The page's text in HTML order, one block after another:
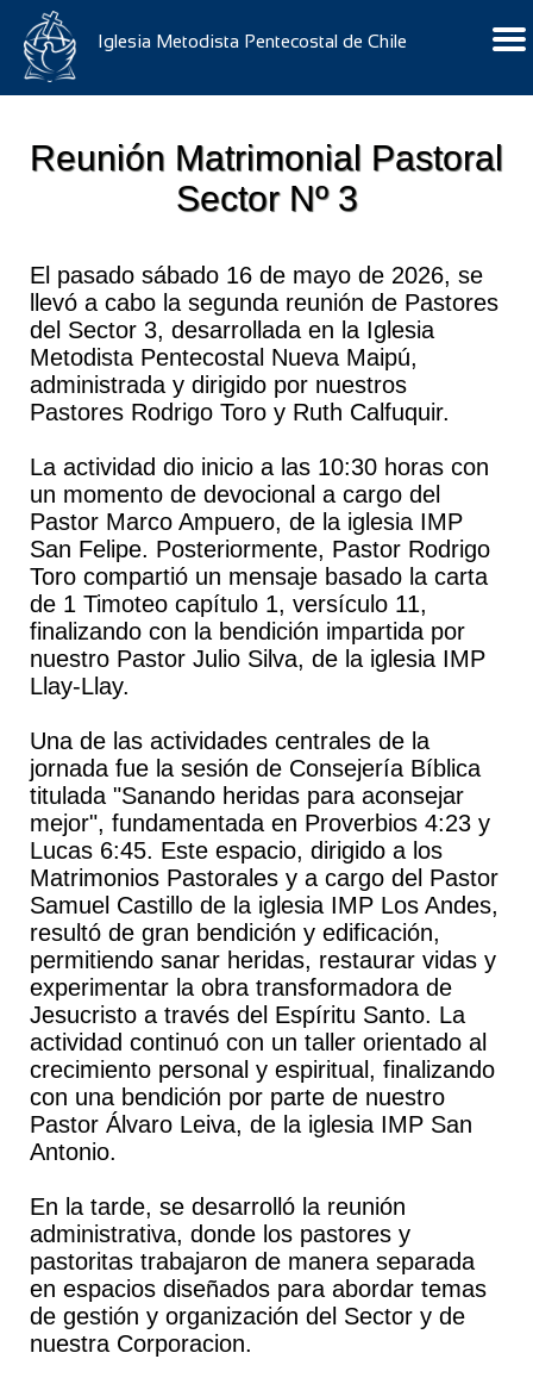
Iglesia Metodista Pentecostal de Chile
Reunión Matrimonial Pastoral
Sector Nº 3
El pasado sábado 16 de mayo de 2026, se
llevó a cabo la segunda reunión de Pastores
del Sector 3, desarrollada en la Iglesia
Metodista Pentecostal Nueva Maipú,
administrada y dirigido por nuestros
Pastores Rodrigo Toro y Ruth Calfuquir.
La actividad dio inicio a las 10:30 horas con
un momento de devocional a cargo del
Pastor Marco Ampuero, de la iglesia IMP
San Felipe. Posteriormente, Pastor Rodrigo
Toro compartió un mensaje basado la carta
de 1 Timoteo capítulo 1, versículo 11,
finalizando con la bendición impartida por
nuestro Pastor Julio Silva, de la iglesia IMP
Llay-Llay.
Una de las actividades centrales de la
jornada fue la sesión de Consejería Bíblica
titulada "Sanando heridas para aconsejar
mejor", fundamentada en Proverbios 4:23 y
Lucas 6:45. Este espacio, dirigido a los
Matrimonios Pastorales y a cargo del Pastor
Samuel Castillo de la iglesia IMP Los Andes,
resultó de gran bendición y edificación,
permitiendo sanar heridas, restaurar vidas y
experimentar la obra transformadora de
Jesucristo a través del Espíritu Santo. La
actividad continuó con un taller orientado al
crecimiento personal y espiritual, finalizando
con una bendición por parte de nuestro
Pastor Álvaro Leiva, de la iglesia IMP San
Antonio.
En la tarde, se desarrolló la reunión
administrativa, donde los pastores y
pastoritas trabajaron de manera separada
en espacios diseñados para abordar temas
de gestión y organización del Sector y de
nuestra Corporacion.